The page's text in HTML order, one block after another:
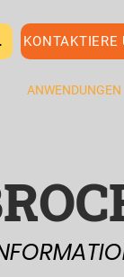
KONTAKTIERE
ANWENDUNGEN